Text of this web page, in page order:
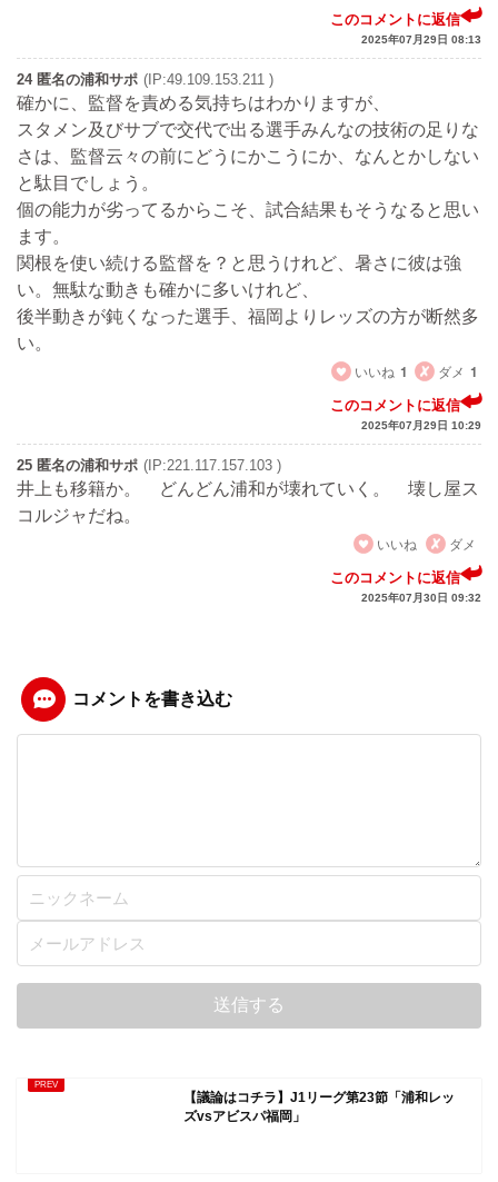
このコメントに返信
2025年07月29日 08:13
24 匿名の浦和サポ (IP:49.109.153.211 )
確かに、監督を責める気持ちはわかりますが、
スタメン及びサブで交代で出る選手みんなの技術の足りな
さは、監督云々の前にどうにかこうにか、なんとかしない
と駄目でしょう。
個の能力が劣ってるからこそ、試合結果もそうなると思い
ます。
関根を使い続ける監督を？と思うけれど、暑さに彼は強
い。無駄な動きも確かに多いけれど、
後半動きが鈍くなった選手、福岡よりレッズの方が断然多
い。
いいね 1 ダメ 1
このコメントに返信
2025年07月29日 10:29
25 匿名の浦和サポ (IP:221.117.157.103 )
井上も移籍か。 どんどん浦和が壊れていく。 壊し屋ス
コルジャだね。
いいね
ダメ
このコメントに返信
2025年07月30日 09:32
コメントを書き込む
【議論はコチラ】J1リーグ第23節「浦和レッ
ズvsアビスパ福岡」